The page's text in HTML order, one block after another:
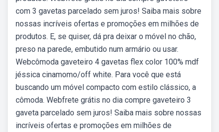
com 3 gavetas parcelado sem juros! Saiba mais sobre
nossas incríveis ofertas e promoções em milhões de
produtos. E, se quiser, dá pra deixar o móvel no chão,
preso na parede, embutido num armário ou usar.
Webcômoda gaveteiro 4 gavetas flex color 100% mdf
jéssica cinamomo/off white. Para você que está
buscando um móvel compacto com estilo clássico, a
cômoda. Webfrete grátis no dia compre gaveteiro 3
gaveta parcelado sem juros! Saiba mais sobre nossas
incríveis ofertas e promoções em milhões de